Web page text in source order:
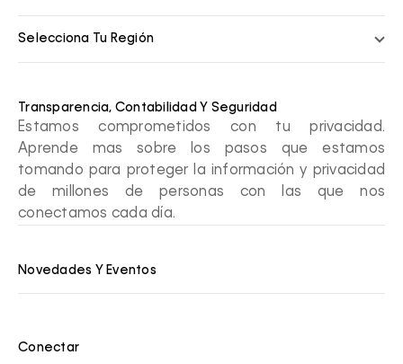
Selecciona Tu Región
Transparencia, Contabilidad Y Seguridad
Estamos comprometidos con tu privacidad.
Aprende mas sobre los pasos que estamos
tomando para proteger la información y privacidad
de millones de personas con las que nos
conectamos cada día.
Novedades Y Eventos
Conectar